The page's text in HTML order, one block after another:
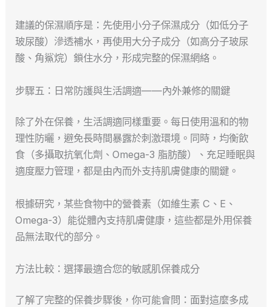
建議的保濕順序是：先使用小分子保濕成分（如低分子
玻尿酸）滲透補水，再使用大分子成分（如高分子玻尿
酸、角鯊烷）鎖住水分，形成完整的保濕網絡。
步驟五：日常防護與生活調適——內外兼修的關鍵
除了外在保養，生活調適同樣重要。每日使用溫和的物
理性防曬，避免長時間暴露於刺激環境。同時，均衡飲
食（多攝取抗氧化劑、Omega-3 脂肪酸）、充足睡眠與
適度壓力管理，都是由內而外支持肌膚健康的關鍵。
根據研究，某些食物中的營養素（如維生素 C、E、
Omega-3）能從體內支持肌膚健康，這些都是外用保養
品無法取代的部分。
方法比較：選擇最適合您的敏感肌保養成分
了解了完整的保養步驟後，你可能會問：面對這麼多成